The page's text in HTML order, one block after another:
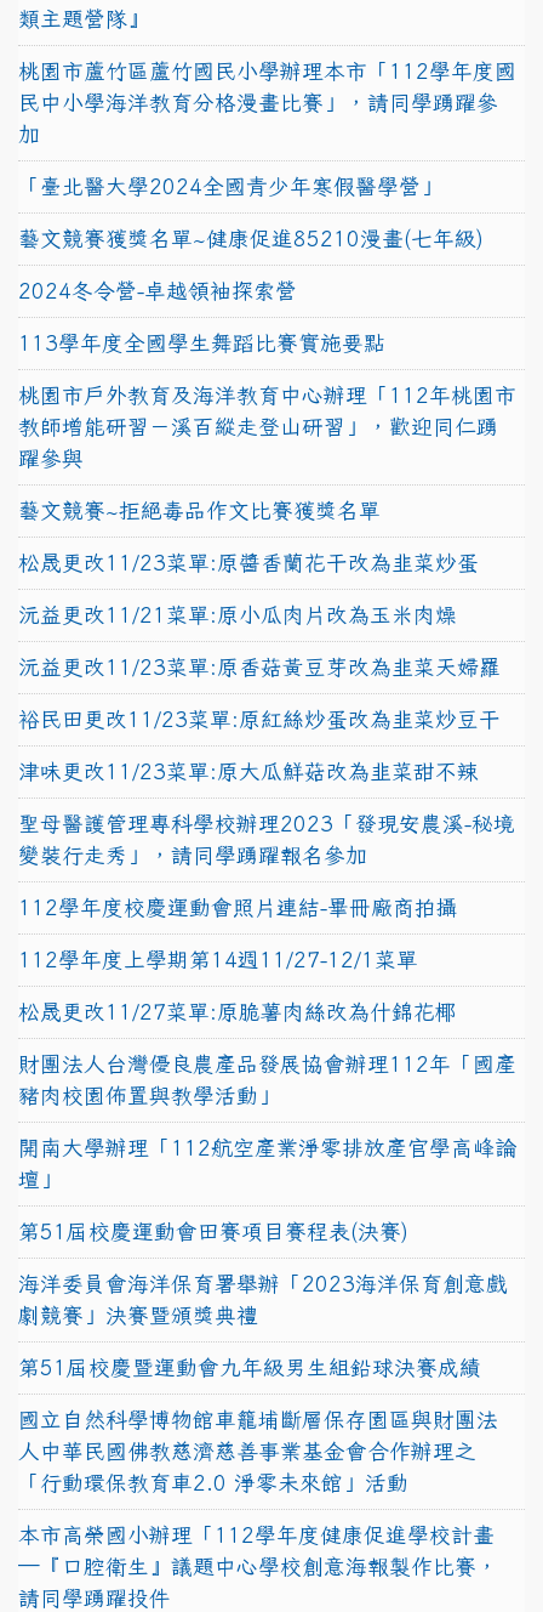
類主題營隊』
桃園市蘆竹區蘆竹國民小學辦理本市「112學年度國
民中小學海洋教育分格漫畫比賽」，請同學踴躍參
加
「臺北醫大學2024全國青少年寒假醫學營」
藝文競賽獲獎名單~健康促進85210漫畫(七年級)
2024冬令營-卓越領袖探索營
113學年度全國學生舞蹈比賽實施要點
桃園市戶外教育及海洋教育中心辦理「112年桃園市
教師增能研習－溪百縱走登山研習」，歡迎同仁踴
躍參與
藝文競賽~拒絕毒品作文比賽獲獎名單
松晟更改11/23菜單:原醬香蘭花干改為韭菜炒蛋
沅益更改11/21菜單:原小瓜肉片改為玉米肉燥
沅益更改11/23菜單:原香菇黃豆芽改為韭菜天婦羅
裕民田更改11/23菜單:原紅絲炒蛋改為韭菜炒豆干
津味更改11/23菜單:原大瓜鮮菇改為韭菜甜不辣
聖母醫護管理專科學校辦理2023「發現安農溪-秘境
變裝行走秀」，請同學踴躍報名參加
112學年度校慶運動會照片連結-畢冊廠商拍攝
112學年度上學期第14週11/27-12/1菜單
松晟更改11/27菜單:原脆薯肉絲改為什錦花椰
財團法人台灣優良農產品發展協會辦理112年「國產
豬肉校園佈置與教學活動」
開南大學辦理「112航空產業淨零排放產官學高峰論
壇」
第51屆校慶運動會田賽項目賽程表(決賽)
海洋委員會海洋保育署舉辦「2023海洋保育創意戲
劇競賽」決賽暨頒獎典禮
第51屆校慶暨運動會九年級男生組鉛球決賽成績
國立自然科學博物館車籠埔斷層保存園區與財團法
人中華民國佛教慈濟慈善事業基金會合作辦理之
「行動環保教育車2.0 淨零未來館」活動
本市高榮國小辦理「112學年度健康促進學校計畫
─『口腔衛生』議題中心學校創意海報製作比賽，
請同學踴躍投件